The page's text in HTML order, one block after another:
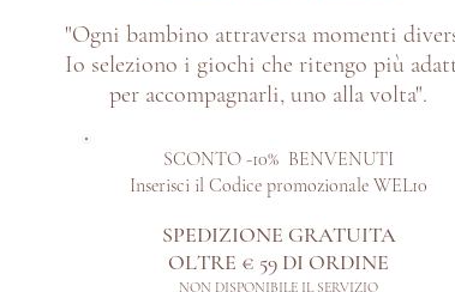
"Ogni bambino attraversa momenti
Io seleziono i giochi che ritengo più
per accompagnarli, uno alla volta".
SCONTO -10% BENVENUTI
Inserisci il Codice promozionale WEL10
SPEDIZIONE GRATUITA
OLTRE € 59 DI ORDINE​
NON DISPONIBILE IL SERVIZIO